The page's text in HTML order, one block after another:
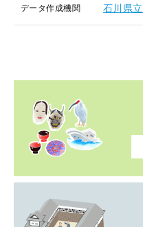
データ作成機関 石川県